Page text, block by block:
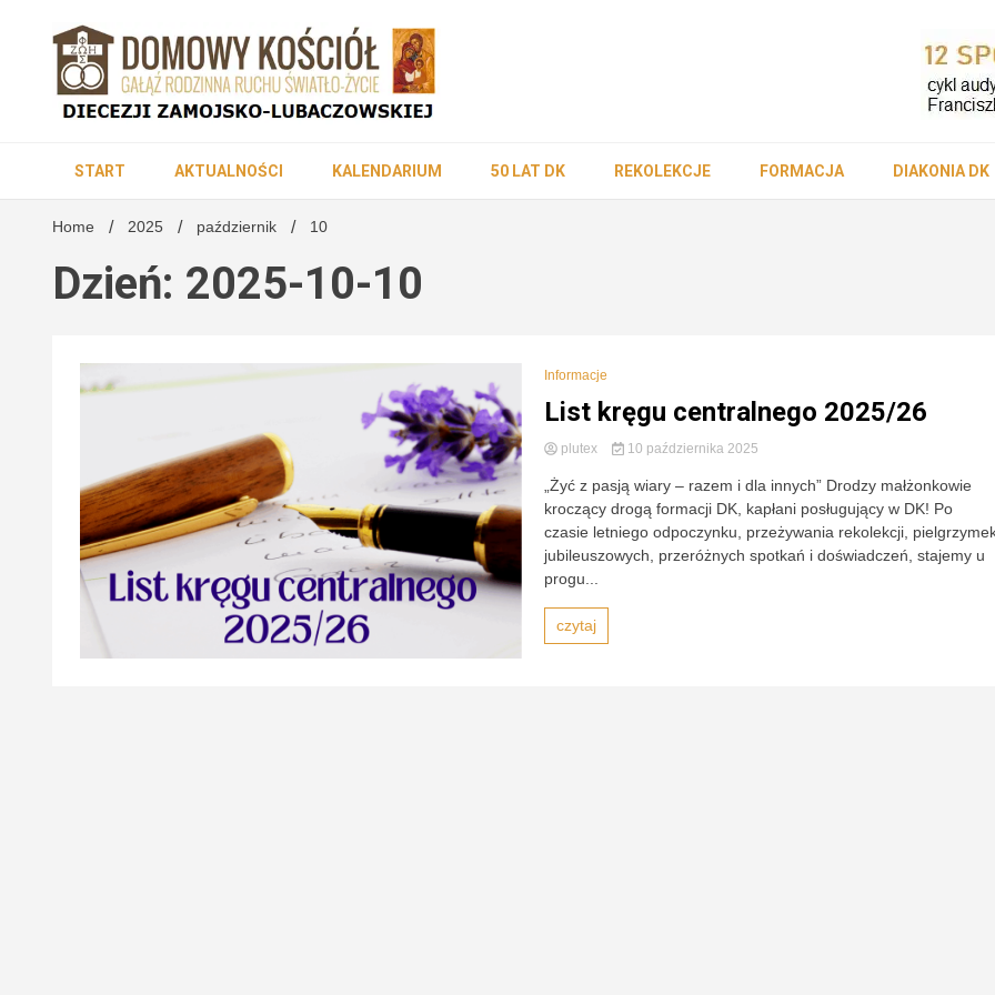
Domowy Kościół
Zamojsko-
START
AKTUALNOŚCI KALENDARIUM 50 LAT DK REKOLEKCJE FORMACJA DIAKONIA DK
Home 2025 październik 10
Dzień: 2025-10-10
Informacje
List kręgu centralnego 2025/26
plutex 10 października 2025
„Żyć z pasją wiary – razem i dla innych” Drodzy małżonkowie
kroczący drogą formacji DK, kapłani posługujący w DK! Po
czasie letniego odpoczynku, przeżywania rekolekcji,
jubileuszowych, przeróżnych spotkań i doświadczeń, stajemy u
progu...
czytaj